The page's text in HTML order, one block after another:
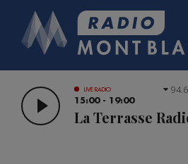
LIVE RADIO
15:00 - 19:00